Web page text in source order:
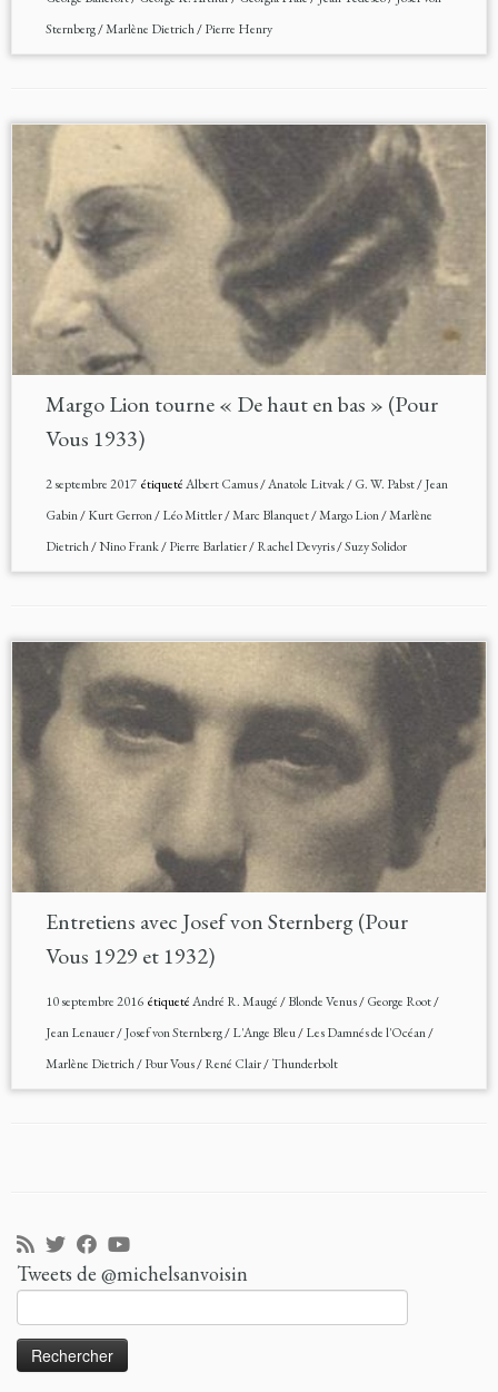
Sternberg/Marlène Dietrich/Pierre Henry
Margo Lion tourne « De haut en bas » (Pour
Vous 1933)
2 septembre 2017étiquetéAlbert Camus/Anatole Litvak/G. W. Pabst/Jean
Gabin/Kurt Gerron/Léo Mittler/Marc Blanquet/Margo Lion/Marlène
Dietrich/Nino Frank/Pierre Barlatier/Rachel Devyris/Suzy Solidor
Entretiens avec Josef von Sternberg (Pour
Vous 1929 et 1932)
10 septembre 2016étiquetéAndré R. Maugé/Blonde Venus/George Root/
Jean Lenauer/Josef von Sternberg/L'Ange Bleu/Les Damnés de l'Océan/
Marlène Dietrich/Pour Vous/René Clair/Thunderbolt
Tweets de @michelsanvoisin